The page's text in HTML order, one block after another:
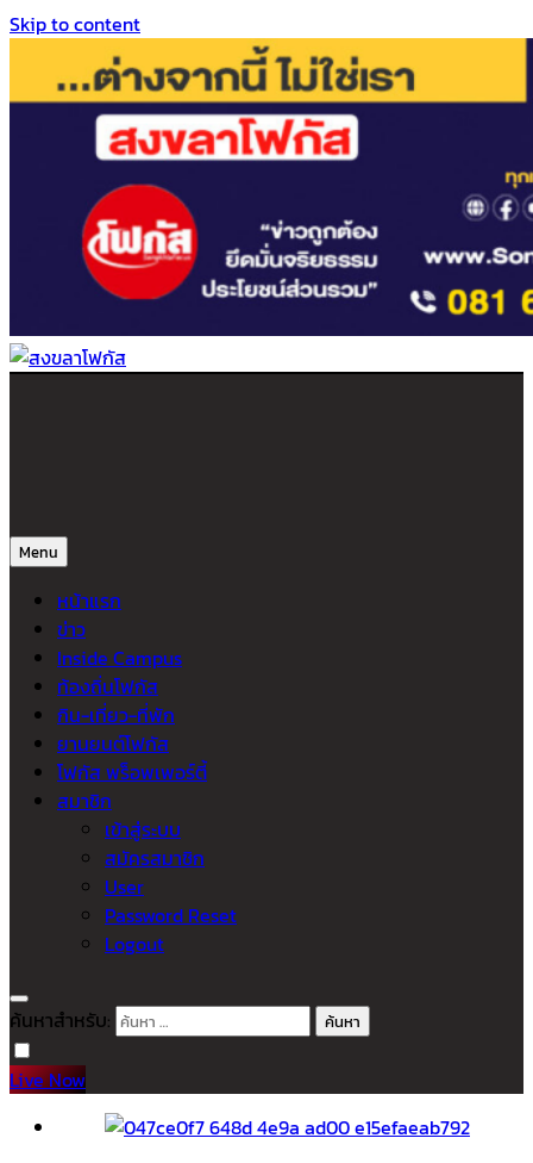
Skip to content
Menu
หน้าแรก
ข่าว
Inside Campus
ท้องถิ่นโฟกัส
กิน-เที่ยว-ที่พัก
ยานยนต์โฟกัส
โฟกัส พร็อพเพอร์ตี้
สมาชิก
เข้าสู่ระบบ
สมัครสมาชิก
User
Password Reset
Logout
ค้นหาสำหรับ:
Live Now